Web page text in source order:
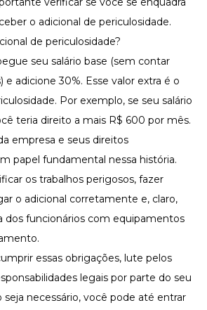
o adicional de periculosidade.
de periculosidade?
seu salário base (sem contar
e adicione 30%. Esse valor extra é o
Por exemplo, se seu salário
teria direito a mais R$ 600 por mês.
empresa e seus direitos
papel fundamental nessa história.
os trabalhos perigosos, fazer
o adicional corretamente e, claro,
dos funcionários com equipamentos
essas obrigações, lute pelos
legais por parte do seu
seja necessário, você pode até entrar